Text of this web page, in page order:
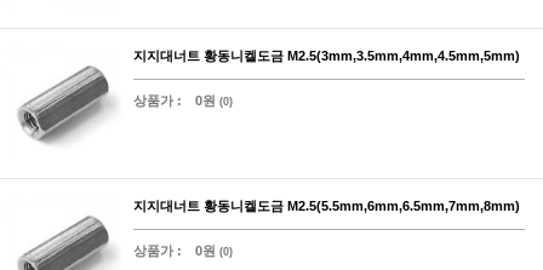
지지대너트 황동니켈도금 M2.5(3mm,3.5mm,4mm,4.5mm,5mm)
상품가 : 0원 (0)
지지대너트 황동니켈도금 M2.5(5.5mm,6mm,6.5mm,7mm,8mm)
상품가 : 0원 (0)